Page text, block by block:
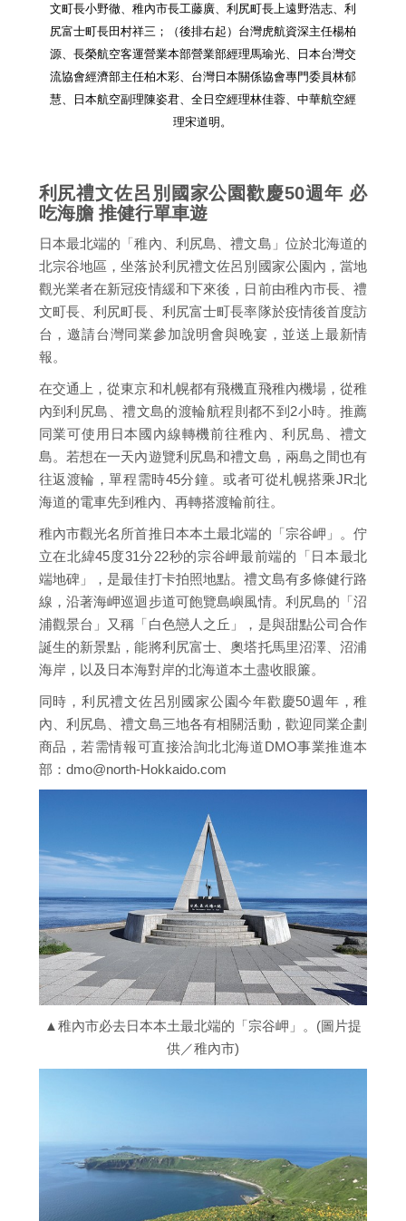
文町長小野徹、稚內市長工藤廣、利尻町長上遠野浩志、利
尻富士町長田村祥三；（後排右起）台灣虎航資深主任楊柏
源、長榮航空客運營業本部營業部經理馬瑜光、日本台灣交
流協會經濟部主任柏木彩、台灣日本關係協會專門委員林郁
慧、日本航空副理陳姿君、全日空經理林佳蓉、中華航空經
理宋道明。
利尻禮文佐呂別國家公園歡慶50週年 必
吃海膽 推健行單車遊
日本最北端的「稚內、利尻島、禮文島」位於北海道的
北宗谷地區，坐落於利尻禮文佐呂別國家公園內，當地
觀光業者在新冠疫情緩和下來後，日前由稚內市長、禮
文町長、利尻町長、利尻富士町長率隊於疫情後首度訪
台，邀請台灣同業參加說明會與晚宴，並送上最新情
報。
在交通上，從東京和札幌都有飛機直飛稚內機場，從稚
內到利尻島、禮文島的渡輪航程則都不到2小時。推薦
同業可使用日本國內線轉機前往稚內、利尻島、禮文
島。若想在一天內遊覽利尻島和禮文島，兩島之間也有
往返渡輪，單程需時45分鐘。或者可從札幌搭乘JR北
海道的電車先到稚內、再轉搭渡輪前往。
稚內市觀光名所首推日本本土最北端的「宗谷岬」。佇
立在北緯45度31分22秒的宗谷岬最前端的「日本最北
端地碑」，是最佳打卡拍照地點。禮文島有多條健行路
線，沿著海岬巡迴步道可飽覽島嶼風情。利尻島的「沼
浦觀景台」又稱「白色戀人之丘」，是與甜點公司合作
誕生的新景點，能將利尻富士、奧塔托馬里沼澤、沼浦
海岸，以及日本海對岸的北海道本土盡收眼簾。
同時，利尻禮文佐呂別國家公園今年歡慶50週年，稚
內、利尻島、禮文島三地各有相關活動，歡迎同業企劃
商品，若需情報可直接洽詢北北海道DMO事業推進本
部：dmo@north-Hokkaido.com
▲稚內市必去日本本土最北端的「宗谷岬」。(圖片提
供／稚內市)